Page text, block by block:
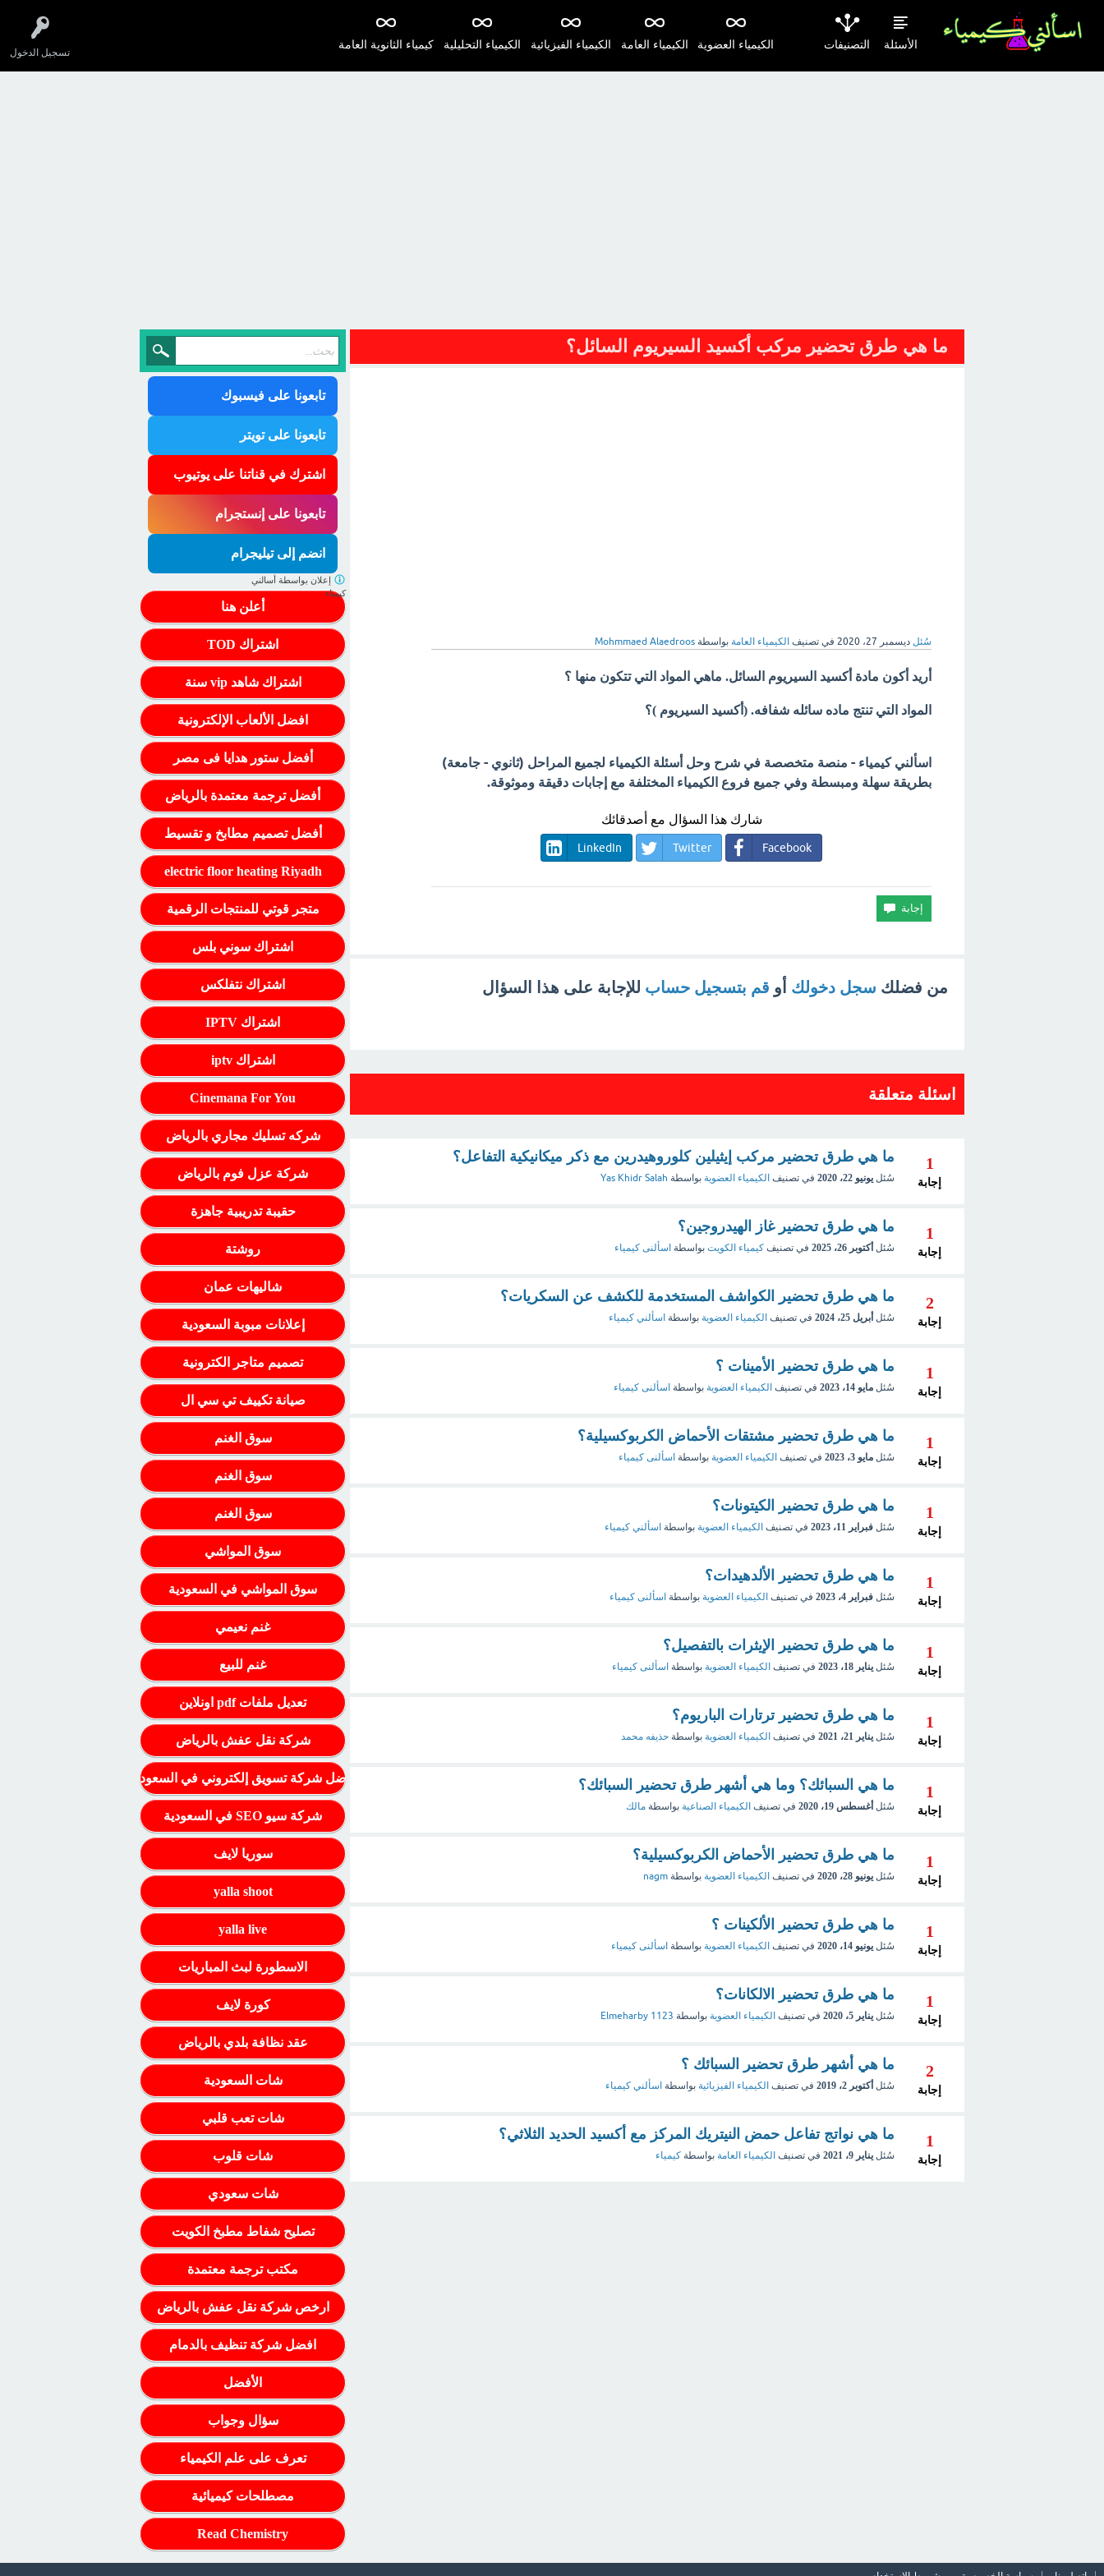
تسجيل الدخول
الأسئلة التصنيفات كيمياء الثانوية العامة الكيمياء التحليلية الكيمياء الفيزيائية الكيمياء العامة الكيمياء العضوية
ما هي طرق تحضير مركب أكسيد السيريوم السائل؟
سُئل ديسمبر 27، 2020 في تصنيف الكيمياء العامة بواسطة Mohmmaed Alaedroos
أريد أكون مادة أكسيد السيريوم السائل. ماهي المواد التي تتكون منها ؟
المواد التي تنتج ماده سائله شفافه. (أكسيد السيريوم )؟
اسألني كيمياء - منصة متخصصة في شرح وحل أسئلة الكيمياء لجميع المراحل (ثانوي - جامعة)
بطريقة سهلة ومبسطة وفي جميع فروع الكيمياء المختلفة مع إجابات دقيقة وموثوقة.
شارك هذا السؤال مع أصدقائك
Facebook
Twitter
LinkedIn
من فضلك سجل دخولك أو قم بتسجيل حساب للإجابة على هذا السؤال
اسئلة متعلقة
1
إجابة
ما هي طرق تحضير مركب إيثيلين كلوروهيدرين مع ذكر ميكانيكية التفاعل؟
سُئل يونيو 22، 2020 في تصنيف الكيمياء العضوية بواسطة Yas Khidr Salah
1
إجابة
ما هي طرق تحضير غاز الهيدروجين؟
سُئل أكتوبر 26، 2025 في تصنيف كيمياء الكويت بواسطة اسألنى كيمياء
2
إجابة
ما هي طرق تحضير الكواشف المستخدمة للكشف عن السكريات؟
سُئل أبريل 25، 2024 في تصنيف الكيمياء العضوية بواسطة اسألني كيمياء
1
إجابة
ما هي طرق تحضير الأمينات ؟
سُئل مايو 14، 2023 في تصنيف الكيمياء العضوية بواسطة اسألنى كيمياء
1
إجابة
ما هي طرق تحضير مشتقات الأحماض الكربوكسيلية؟
سُئل مايو 3، 2023 في تصنيف الكيمياء العضوية بواسطة اسألنى كيمياء
1
إجابة
ما هي طرق تحضير الكيتونات؟
سُئل فبراير 11، 2023 في تصنيف الكيمياء العضوية بواسطة اسألني كيمياء
1
إجابة
ما هي طرق تحضير الألدهيدات؟
سُئل فبراير 4، 2023 في تصنيف الكيمياء العضوية بواسطة اسألنى كيمياء
1
إجابة
ما هي طرق تحضير الإيثرات بالتفصيل؟
سُئل يناير 18، 2023 في تصنيف الكيمياء العضوية بواسطة اسألنى كيمياء
1
إجابة
ما هي طرق تحضير ترتارات الباريوم؟
سُئل يناير 21، 2021 في تصنيف الكيمياء العضوية بواسطة حذيفه محمد
1
إجابة
ما هي السبائك؟ وما هي أشهر طرق تحضير السبائك؟
سُئل أغسطس 19، 2020 في تصنيف الكيمياء الصناعية بواسطة مالك
1
إجابة
ما هي طرق تحضير الأحماض الكربوكسيلية؟
سُئل يونيو 28، 2020 في تصنيف الكيمياء العضوية بواسطة nagm
1
إجابة
ما هي طرق تحضير الألكينات ؟
سُئل يونيو 14، 2020 في تصنيف الكيمياء العضوية بواسطة اسألنى كيمياء
1
إجابة
ما هي طرق تحضير الالكانات؟
سُئل يناير 5، 2020 في تصنيف الكيمياء العضوية بواسطة Elmeharby 1123
2
إجابة
ما هي أشهر طرق تحضير السبائك ؟
سُئل أكتوبر 2، 2019 في تصنيف الكيمياء الفيزيائية بواسطة اسألني كيمياء
1
إجابة
ما هي نواتج تفاعل حمض النيتريك المركز مع أكسيد الحديد الثلاثي؟
سُئل يناير 9، 2021 في تصنيف الكيمياء العامة بواسطة كيمياء
تابعونا على فيسبوك
تابعونا على تويتر
اشترك في قناتنا على يوتيوب
تابعونا على إنستجرام
انضم إلى تيليجرام
أعلن هنا
اشتراك TOD
اشتراك شاهد vip سنة
افضل الألعاب الإلكترونية
أفضل ستور هدايا فى مصر
أفضل ترجمة معتمدة بالرياض
أفضل تصميم مطابخ و تقسيط
electric floor heating Riyadh
متجر قوتي للمنتجات الرقمية
اشتراك سوني بلس
اشتراك نتفلكس
اشتراك IPTV
اشتراك iptv
Cinemana For You
شركه تسليك مجاري بالرياض
شركة عزل فوم بالرياض
حقيبة تدريبية جاهزة
روشتة
شاليهات عمان
إعلانات مبوبة السعودية
تصميم متاجر الكترونية
صيانة تكييف تي سي ال
سوق الغنم
سوق الغنم
سوق الغنم
سوق المواشي
سوق المواشي في السعودية
غنم نعيمي
غنم للبيع
تعديل ملفات pdf اونلاين
شركة نقل عفش بالرياض
أفضل شركة تسويق إلكتروني في السعودية
شركة سيو SEO في السعودية
سوريا لايف
yalla shoot
yalla live
الاسطورة لبث المباريات
كورة لايف
عقد نظافة بلدي بالرياض
شات السعودية
شات تعب قلبي
شات قلوب
شات سعودي
تصليح شفاط مطبخ الكويت
مكتب ترجمة معتمدة
ارخص شركة نقل عفش بالرياض
افضل شركة تنظيف بالدمام
الأفضل
سؤال وجواب
تعرف على علم الكيمياء
مصطلحات كيميائية
Read Chemistry
إعلان بواسطة أسالني
كيمياء